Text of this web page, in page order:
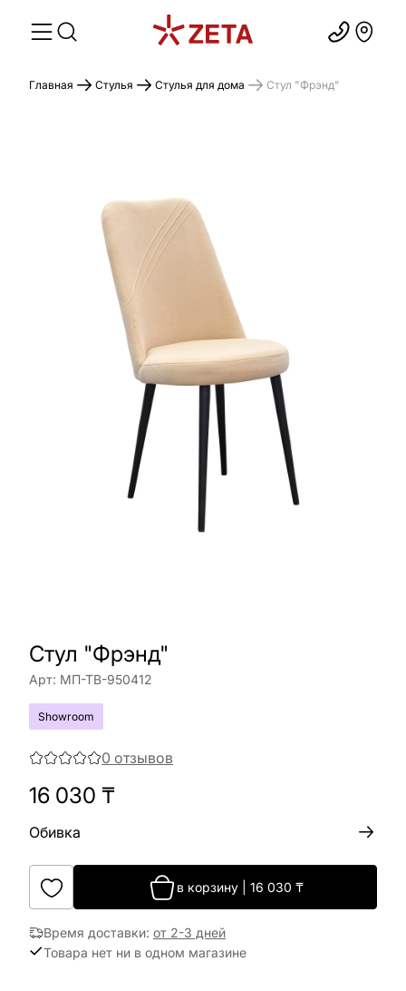
Главная Стулья Стулья для дома Стул "Фрэнд"
Стул "Фрэнд"
Арт: МП-ТВ-950412
Showroom
0 отзывов
16 030 ₸
Обивка
в корзину| 16 030 ₸
Время доставки: от 2-3 дней
Товара нет ни в одном магазине